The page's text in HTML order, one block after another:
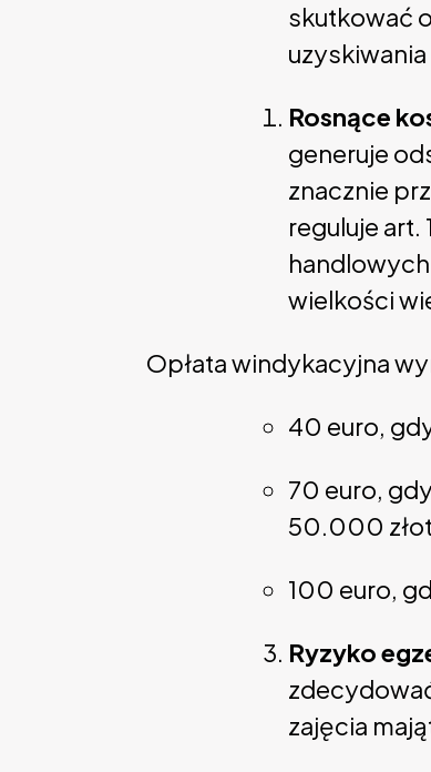
skutkować
Rosnące
generuje
znacznie
reguluje
wielkości
Opłata windykacyjna
40 euro,
70 euro,
50.000
100 euro,
Ryzyko
zajęcia